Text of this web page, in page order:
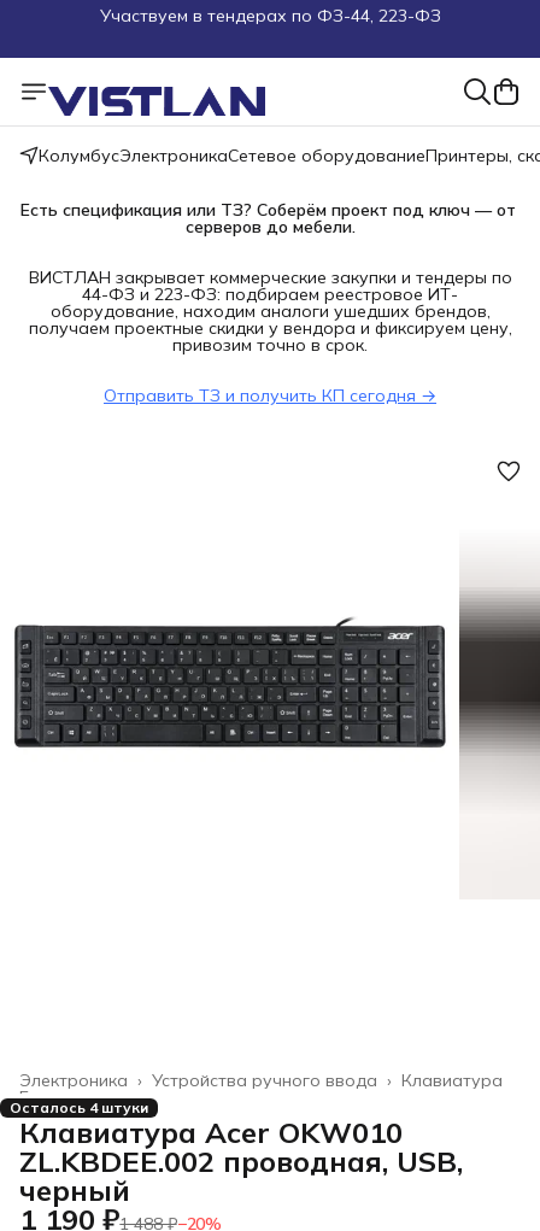
Пуско-наладочные работы
Пришлите запрос на e-mail или в чат
Более 100 000 позиций в наличии и под заказ
КолумбусЭлектроникаСетевое оборудованиеПринтеры,
Есть спецификация или ТЗ? Соберём проект под ключ — от
серверов до мебели.
ВИСТЛАН закрывает коммерческие закупки и тендеры по
44-ФЗ и 223-ФЗ: подбираем реестровое ИТ-
оборудование, находим аналоги ушедших брендов,
получаем проектные скидки у вендора и фиксируем цену,
привозим точно в срок.
Отправить ТЗ и получить КП сегодня →
Клавиатура
Устройства ручного ввода ›
Электроника ›
Главная ›
Осталось 4 штуки
Клавиатура Acer OKW010
ZL.KBDEE.002 проводная, USB,
черный
1 190 ₽1 488 ₽−20%